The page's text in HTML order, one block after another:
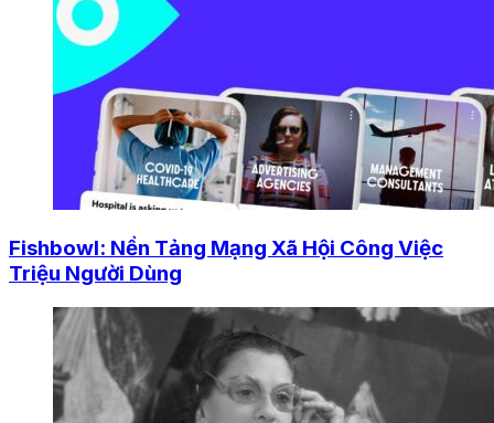
Fishbowl: Nền Tảng Mạng Xã Hội Công Việc
Triệu Người Dùng